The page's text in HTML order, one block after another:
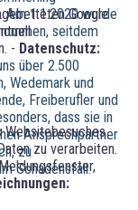
Google
- Datenschutz:
zu verarbeiten.
Am 1.1.2020 wurde
seitdem
über 2.500
Wedemark und
Freiberufler und
dass sie in
Ansprechpartner
zu
Schadensfall.